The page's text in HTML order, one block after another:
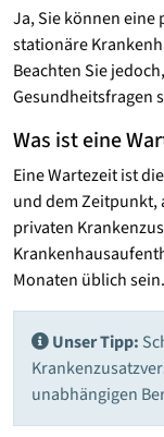
Ja, Sie können
stationäre
Beachten Sie
Gesundheitsfragen
Was ist eine
Eine Wartezeit ist
und dem Zeitpunkt,
privaten
Monaten üblich sein.
Unser Tipp:
unabhängigen